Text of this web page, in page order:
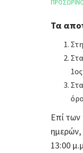
Τα
Επί
13:00